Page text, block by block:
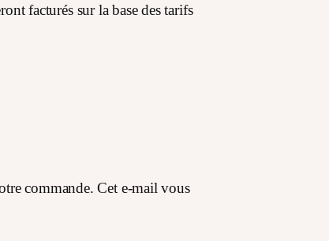
facturés sur la base des tarifs
commande. Cet e-mail vous